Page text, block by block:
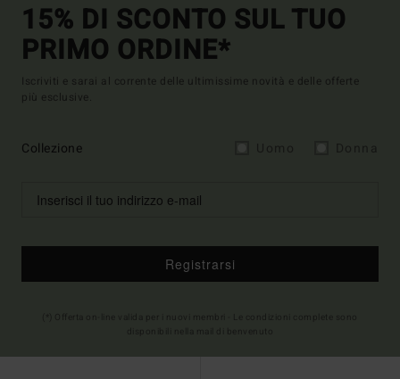
15% DI SCONTO SUL TUO
PRIMO ORDINE*
Iscriviti e sarai al corrente delle ultimissime novità e delle offerte
più esclusive.
Collezione
Registrarsi